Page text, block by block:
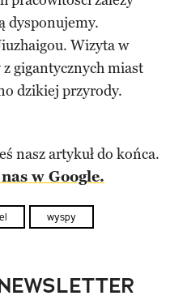
dysponujemy.
Wizyta w
gigantycznych miast
dzikiej przyrody.
nasz artykuł do końca.
w Google.
wyspy